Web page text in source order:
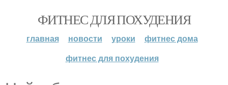
ФИТНЕС ДЛЯ ПОХУДЕНИЯ
главная новости уроки
фитнес дома
фитнес для похудения